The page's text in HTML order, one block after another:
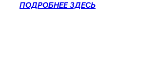
ПОДРОБНЕЕ ЗДЕСЬ